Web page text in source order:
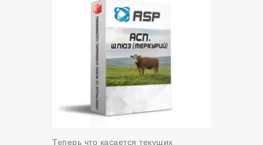
Теперь что касается текущих